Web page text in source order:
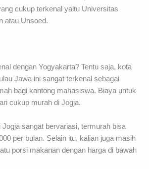
cukup terkenal yaitu Universitas
atau Unsoed.
dengan Yogyakarta? Tentu saja, kota
Jawa ini sangat terkenal sebagai
bagi kantong mahasiswa. Biaya untuk
cukup murah di Jogja.
Jogja sangat bervariasi, termurah bisa
per bulan. Selain itu, kalian juga masih
porsi makanan dengan harga di bawah